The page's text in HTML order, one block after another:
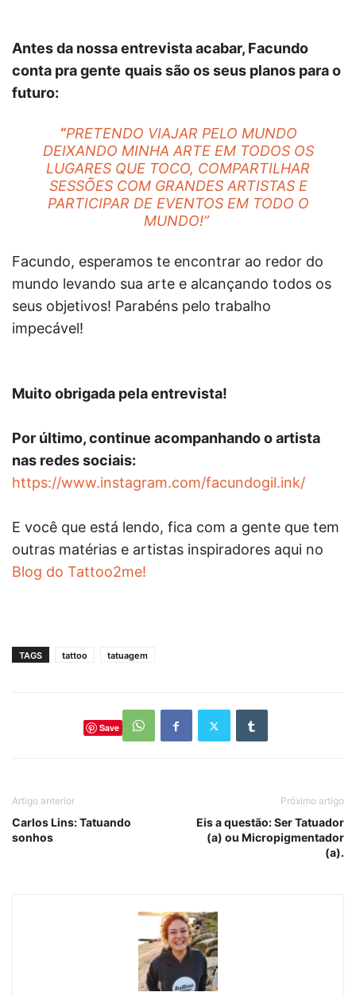
Antes da nossa entrevista acabar, Facundo
conta pra gente quais são os seus planos para o
futuro:
“PRETENDO VIAJAR PELO MUNDO
DEIXANDO MINHA ARTE EM TODOS OS
LUGARES QUE TOCO, COMPARTILHAR
SESSÕES COM GRANDES ARTISTAS E
PARTICIPAR DE EVENTOS EM TODO O
MUNDO!”
Facundo, esperamos te encontrar ao redor do
mundo levando sua arte e alcançando todos os
seus objetivos! Parabéns pelo trabalho
impecável!
Muito obrigada pela entrevista!
Por último, continue acompanhando o artista
nas redes sociais:
https://www.instagram.com/facundogil.ink/
E você que está lendo, fica com a gente que tem
outras matérias e artistas inspiradores aqui no
Blog do Tattoo2me!
TAGS tattoo tatuagem
Save
Artigo anterior
Carlos Lins: Tatuando
sonhos
Próximo artigo
Eis a questão: Ser Tatuador
(a) ou Micropigmentador
(a).